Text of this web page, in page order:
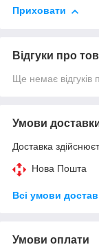
Приховати
Відгуки про
Ще немає відгуків
Умови
Доставка
Нова Пошта
Всі умови
Умови оплати